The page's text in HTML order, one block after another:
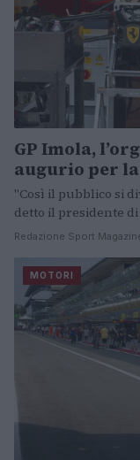
GP Imola,
augurio per
"Così il pubblico si
detto il presidente
Redazione Sport
MOTORI